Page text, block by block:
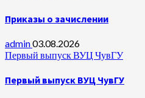
Приказы о зачислении
admin03.08.2026
Первый выпуск ВУЦ ЧувГУ
Первый выпуск ВУЦ ЧувГУ